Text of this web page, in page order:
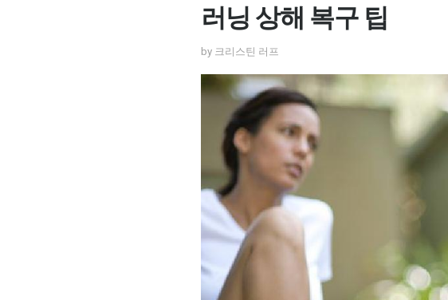
러닝 상해 복구 팁
by 크리스틴 러프